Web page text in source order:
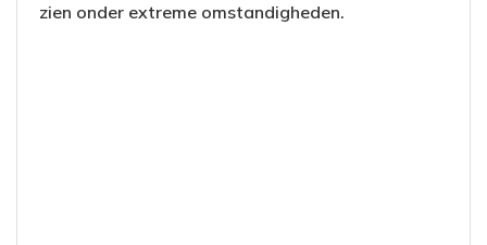
zien onder extreme omstandigheden.